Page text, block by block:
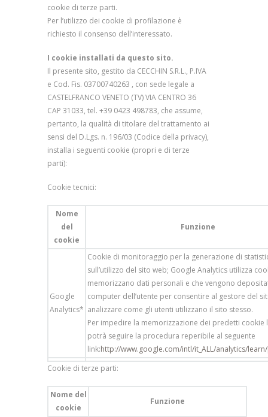
cookie di terze parti.
Per l’utilizzo dei cookie di profilazione è
richiesto il consenso dell’interessato.
I cookie installati da questo sito.
Il presente sito, gestito da CECCHIN S.R.L., P.IVA
e Cod. Fis. 03700740263 , con sede legale a
CASTELFRANCO VENETO (TV) VIA CENTRO 36
CAP 31033, tel. +39 0423 498783, che assume,
pertanto, la qualità di titolare del trattamento ai
sensi del D.Lgs. n. 196/03 (Codice della privacy),
installa i seguenti cookie (propri e di terze
parti):
Cookie tecnici:
Nome
del
cookie
Funzione
Google
Analytics*
Cookie di monitoraggio per la generazione di
sull’utilizzo del sito web; Google Analytics utilizza
memorizzano dati personali e che vengono
computer dell’utente per consentire al gestore del
analizzare come gli utenti utilizzano il sito stesso.
Per impedire la memorizzazione dei predetti cookie
potrà seguire la procedura reperibile al seguente
link:http://www.google.com/intl/it_ALL/analytics/
Cookie di terze parti:
Nome del
cookie
Funzione